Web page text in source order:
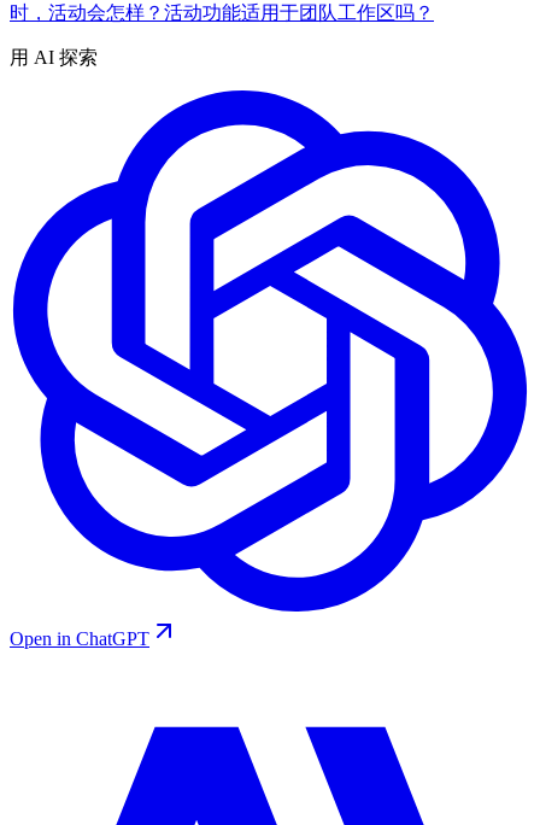
时，活动会怎样？ 活动功能适用于团队工作区吗？
用 AI 探索
Open in ChatGPT